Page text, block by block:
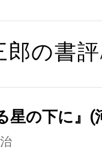
郎の書
星の下に』